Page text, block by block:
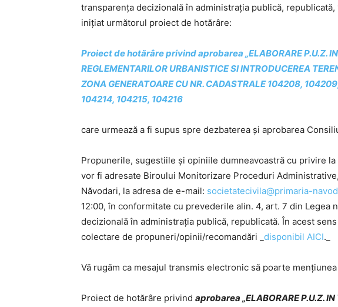
transparența decizională în administrația publică,
inițiat următorul proiect de hotărâre:
Proiect de hotărâre privind aprobarea „ELABORARE P.U.Z. IN
REGLEMENTARILOR URBANISTICE SI INTRODUCEREA
ZONA GENERATOARE CU NR. CADASTRALE 104208,
104214, 104215, 104216
care urmează a fi supus spre dezbaterea și aprobarea
Propunerile, sugestiile și opiniile dumneavoastră cu privire
vor fi adresate Biroului Monitorizare Proceduri
Năvodari, la adresa de e-mail: societatecivila@primaria-
12:00, în conformitate cu prevederile alin. 4, art. 7 din Legea
decizională în administrația publică, republicată. În acest
colectare de propuneri/opinii/recomandări _ disponibil AICI._
Vă rugăm ca mesajul transmis electronic să poarte
Proiect de hotărâre privind aprobarea „ELABORARE P.U.Z. IN